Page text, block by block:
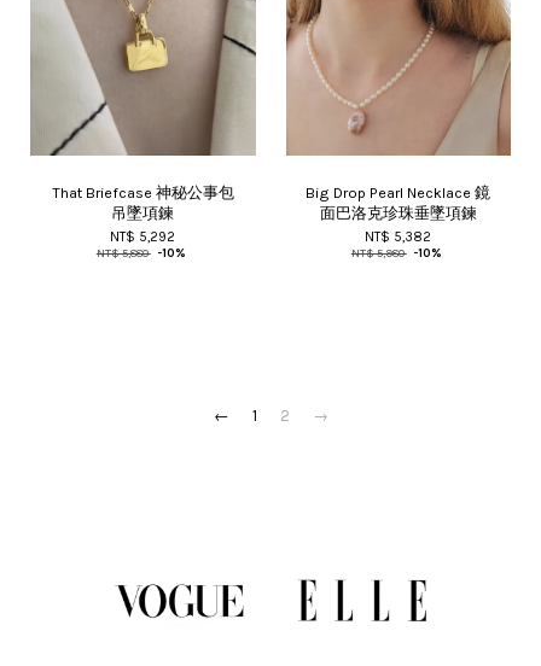
That Briefcase 神秘公事包
吊墜項鍊
NT$ 5,292
NT$ 5,880 -10%
Big Drop Pearl Necklace 鏡
面巴洛克珍珠垂墜項鍊
NT$ 5,382
NT$ 5,980 -10%
← 1 2 →